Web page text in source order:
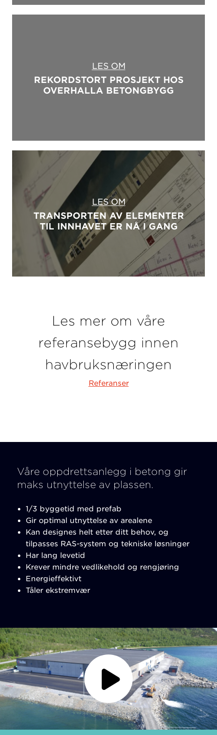
LES OM
REKORDSTORT PROSJEKT HOS
OVERHALLA BETONGBYGG
LES OM
TRANSPORTEN AV ELEMENTER
TIL INNHAVET ER NÅ I GANG
Les mer om våre
referansebygg innen
havbruksnæringen
Referanser
Våre oppdrettsanlegg i betong gir
maks utnyttelse av plassen.
1/3 byggetid med prefab
Gir optimal utnyttelse av arealene
Kan designes helt etter ditt behov, og
tilpasses RAS-system og tekniske løsninger
Har lang levetid
Krever mindre vedlikehold og rengjøring
Energieffektivt
Tåler ekstremvær